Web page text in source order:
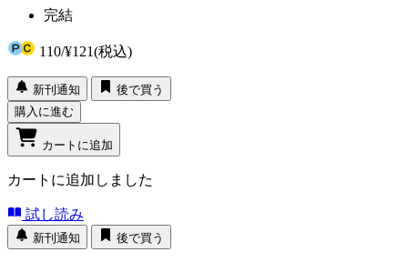
完結
110/¥121(税込)
新刊通知
後で買う
購入に進む
カートに追加
カートに追加しました
試し読み
新刊通知 後で買う